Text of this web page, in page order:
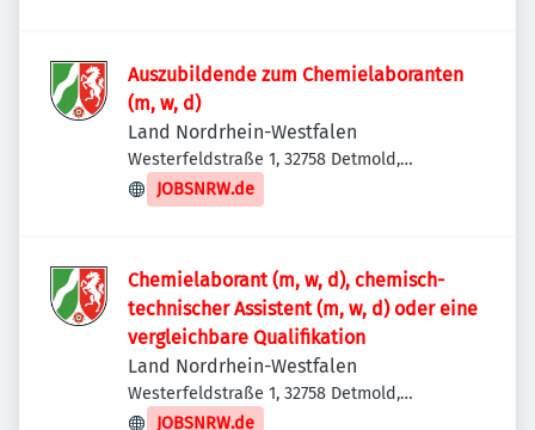
Auszubildende zum Chemielaboranten
(m, w, d)
Land Nordrhein-Westfalen
Westerfeldstraße 1, 32758 Detmold,
Deutschland
JOBSNRW.de
Chemielaborant (m, w, d), chemisch-
technischer Assistent (m, w, d) oder eine
vergleichbare Qualifikation
Land Nordrhein-Westfalen
Westerfeldstraße 1, 32758 Detmold,
Deutschland
JOBSNRW.de